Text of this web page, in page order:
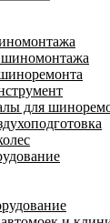
шиномонтажа
для